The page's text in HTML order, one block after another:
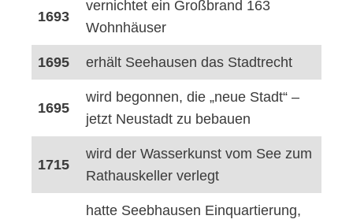
1693
vernichtet ein Großbrand 163
Wohnhäuser
1695 erhält Seehausen das Stadtrecht
1695
wird begonnen, die „neue Stadt“ –
jetzt Neustadt zu bebauen
1715
wird der Wasserkunst vom See zum
Rathauskeller verlegt
hatte Seebhausen Einquartierung,